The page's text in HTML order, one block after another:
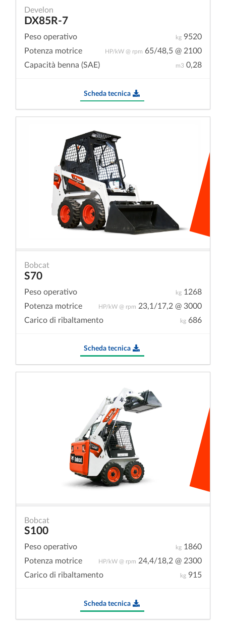
Develon
DX85R-7
kg 9520
Peso operativo
HP/kW @ rpm 65/48,5 @ 2100
Potenza motrice
m3 0,28
Capacità benna (SAE)
Scheda tecnica
Bobcat
S70
kg 1268
Peso operativo
HP/kW @ rpm 23,1/17,2 @ 3000
Potenza motrice
kg 686
Carico di ribaltamento
Scheda tecnica
Bobcat
S100
kg 1860
Peso operativo
HP/kW @ rpm 24,4/18,2 @ 2300
Potenza motrice
kg 915
Carico di ribaltamento
Scheda tecnica